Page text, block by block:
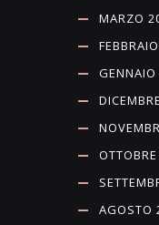
MARZO
AGOSTO